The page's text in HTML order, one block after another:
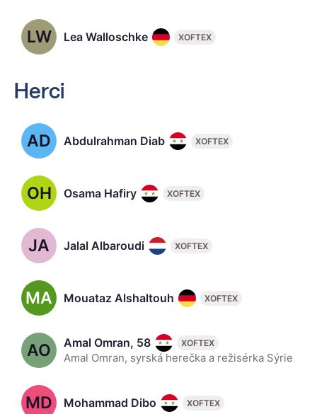
LW Lea Walloschke XOFTEX
Herci
AD Abdulrahman Diab XOFTEX
OH Osama Hafiry XOFTEX
JA Jalal Albaroudi XOFTEX
MA Mouataz Alshaltouh XOFTEX
AO Amal Omran, 58 XOFTEX
MD Mohammad Dibo XOFTEX